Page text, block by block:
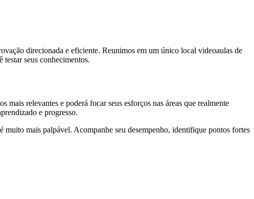
direcionada e eficiente. Reunimos em um único local videoaulas de
seus conhecimentos.
relevantes e poderá focar seus esforços nas áreas que realmente
e progresso.
muito mais palpável. Acompanhe seu desempenho, identifique pontos fortes